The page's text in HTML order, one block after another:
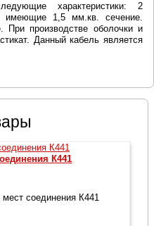
характеристики: 2
имеющие 1,5 мм.кв. сечение.
При производстве оболочки и
Данный кабель является
К441
соединения К441